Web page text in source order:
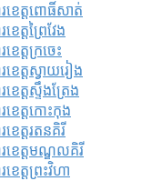
ខេត្តពោធិ៍សាត់
ត្តព្រៃវែង
េត្តក្រចេះ
េត្តស្វាយរៀង
េត្តស្ទឹងត្រែង
េត្តកោះកុង
េត្តរតនគិរី
ខេត្តមណ្ឌលគិរី
េត្តព្រះវិហា